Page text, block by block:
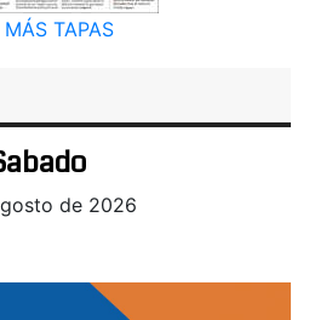
MÁS TAPAS
de 2026